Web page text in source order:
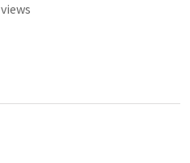
views